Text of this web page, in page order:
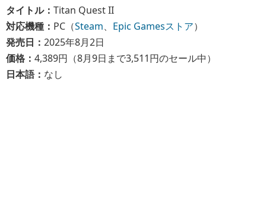
タイトル： Titan Quest II
対応機種： PC（Steam、 Epic Gamesストア）
発売日： 2025年8月2日
価格： 4,389円（8月9日まで3,511円のセール中）
日本語： なし